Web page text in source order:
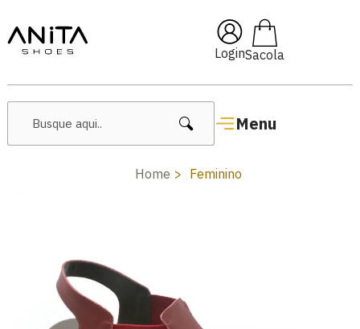
Login
Menu
🔥 Lançamentos Femininos
Home Feminino